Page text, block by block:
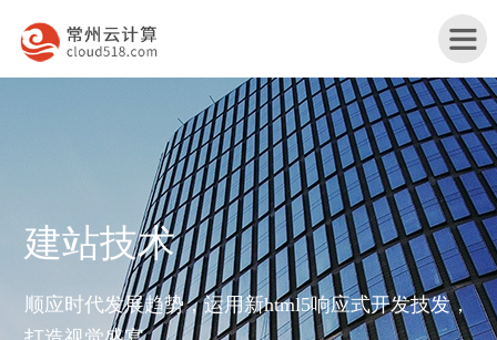
页
品
建站技术
顺应时代发展趋势，运用新html5响应式开发技发，